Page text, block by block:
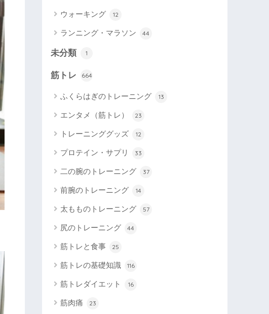
ウォーキング 12
ランニング・マラソン 44
未分類 1
筋トレ 664
ふくらはぎのトレーニング 13
エンタメ（筋トレ） 23
トレーニンググッズ 12
プロテイン・サプリ 33
二の腕のトレーニング 37
前腕のトレーニング 14
太もものトレーニング 57
尻のトレーニング 44
筋トレと食事 25
筋トレの基礎知識 116
筋トレダイエット 16
筋肉痛 23